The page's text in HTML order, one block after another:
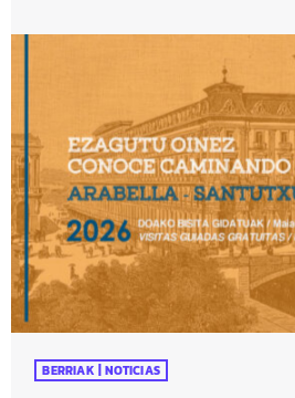
BERRIAK | NOTICIAS